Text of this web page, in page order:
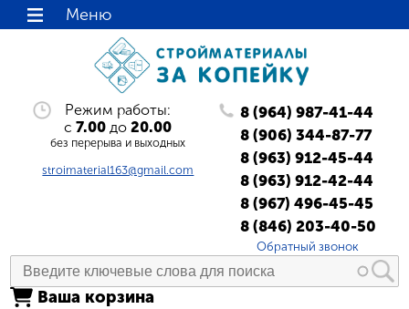
Режим работы:
с7.00 до20.00
без перерыва и выходных
stroimaterial163@gmail.com
8 (964) 987-41-44
8 (906) 344-87-77
8 (963) 912-45-44
8 (963) 912-42-44
8 (967) 496-45-45
8 (846) 203-40-50
Обратный звонок
Ваша корзина
Меню